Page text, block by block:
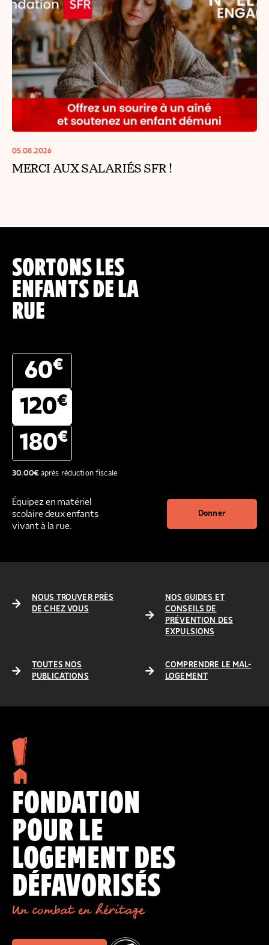
05.08.2026
MERCI AUX SALARIÉS SFR !
SORTONS LES
ENFANTS DE LA
RUE
60€
120€
180€
30.00€après réduction fiscale
Équipez en matériel
scolaire deux enfants
vivant à la rue.
Donner
NOUS TROUVER PRÈS
DE CHEZ VOUS
NOS GUIDES ET
CONSEILS DE
PRÉVENTION DES
EXPULSIONS
TOUTES NOS
PUBLICATIONS
COMPRENDRE LE MAL-
LOGEMENT
FONDATION
POUR LE
LOGEMENT DES
DÉFAVORISÉS
Un combat en héritage